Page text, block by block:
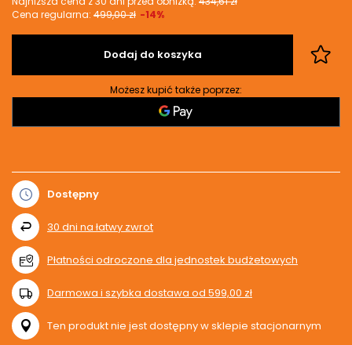
Cena regularna: 499,00 zł -14%
Dodaj do koszyka
Możesz kupić także poprzez:
Dostępny
30 dni na łatwy zwrot
Płatności odroczone dla jednostek budżetowych
Darmowa i szybka dostawa od 599,00 zł
Ten produkt nie jest dostępny w sklepie stacjonarnym